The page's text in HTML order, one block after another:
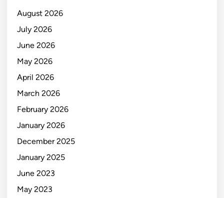
August 2026
July 2026
June 2026
May 2026
April 2026
March 2026
February 2026
January 2026
December 2025
January 2025
June 2023
May 2023